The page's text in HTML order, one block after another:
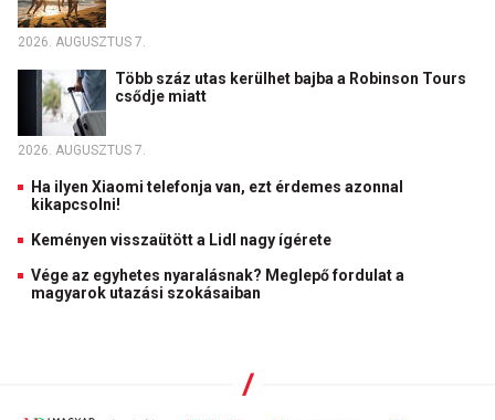
2026. AUGUSZTUS 7.
Több száz utas kerülhet bajba a Robinson Tours
csődje miatt
2026. AUGUSZTUS 7.
Ha ilyen Xiaomi telefonja van, ezt érdemes azonnal
kikapcsolni!
Keményen visszaütött a Lidl nagy ígérete
Vége az egyhetes nyaralásnak? Meglepő fordulat a
magyarok utazási szokásaiban